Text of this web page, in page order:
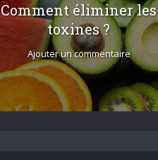
Comment éliminer les
toxines ?
Ajouter un commentaire